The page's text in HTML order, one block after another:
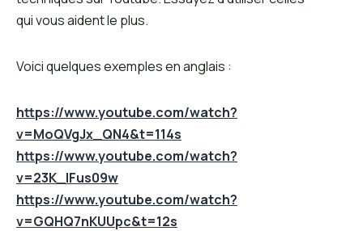
qui vous aident le plus.
Voici quelques exemples en anglais :
https://www.youtube.com/watch?
v=MoQVgJx_QN4&t=114s
https://www.youtube.com/watch?
v=23K_lFus09w
https://www.youtube.com/watch?
v=GQHQ7nKUUpc&t=12s